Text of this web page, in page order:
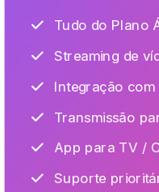
Tudo do Plano
Streaming de
Integração com
Transmissão
App para TV /
Suporte